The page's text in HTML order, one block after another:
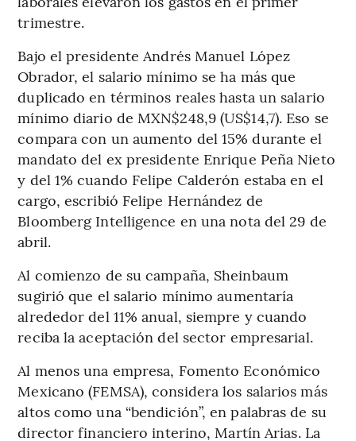
trimestre.
Bajo el presidente Andrés Manuel López
Obrador, el salario mínimo se ha más que
duplicado en términos reales hasta un salario
mínimo diario de MXN$248,9 (US$14,7). Eso se
compara con un aumento del 15% durante el
mandato del ex presidente Enrique Peña Nieto
y del 1% cuando Felipe Calderón estaba en el
cargo, escribió Felipe Hernández de
Bloomberg Intelligence en una nota del 29 de
abril.
Al comienzo de su campaña, Sheinbaum
sugirió que el salario mínimo aumentaría
alrededor del 11% anual, siempre y cuando
reciba la aceptación del sector empresarial.
Al menos una empresa, Fomento Económico
Mexicano (FEMSA), considera los salarios más
altos como una “bendición”, en palabras de su
director financiero interino, Martín Arias. La